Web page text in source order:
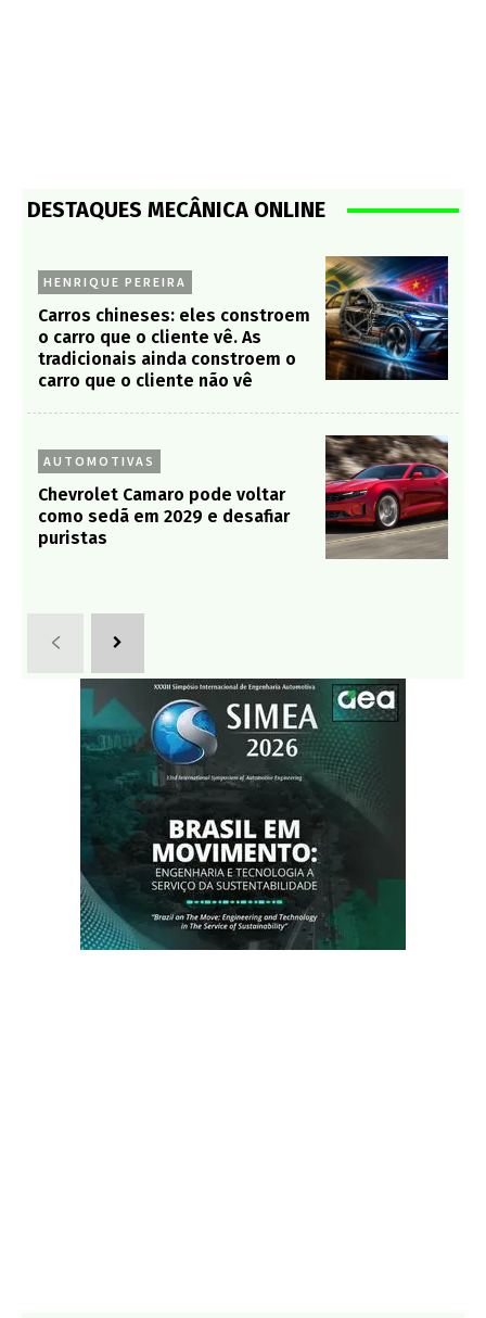
DESTAQUES MECÂNICA ONLINE
HENRIQUE PEREIRA
Carros chineses: eles constroem
o carro que o cliente vê. As
tradicionais ainda constroem o
carro que o cliente não vê
AUTOMOTIVAS
Chevrolet Camaro pode voltar
como sedã em 2029 e desafiar
puristas